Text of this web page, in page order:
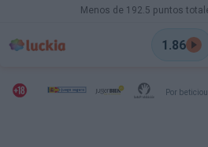
Menos de 192.5 puntos
1.86
Por